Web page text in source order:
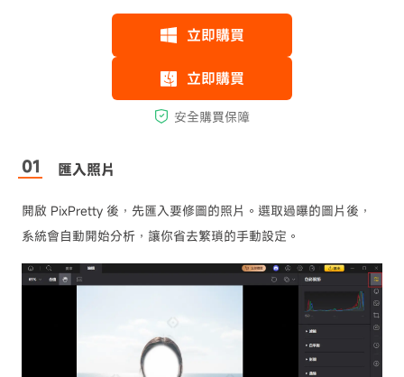
匯入照片
開啟 PixPretty 後，先匯入要修圖的照片。選取過曝的圖片後，
系統會自動開始分析，讓你省去繁瑣的手動設定。